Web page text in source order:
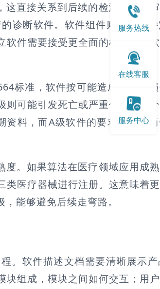
直接关系到后续的检测要求和
诊断软件。软件组件则需要与
件需要接受更全面的检测，而
标准，软件按可能造成的健康
可能引发死亡或严重伤害。这
料，而A级软件的要求就相对
。如果算法在医疗领域应用成
医疗器械进行注册。这意味着
能够避免后续走弯路。
。软件描述文档需要清晰展示
组成，模块之间如何交互；用
服务热线
在线客服
服务中心